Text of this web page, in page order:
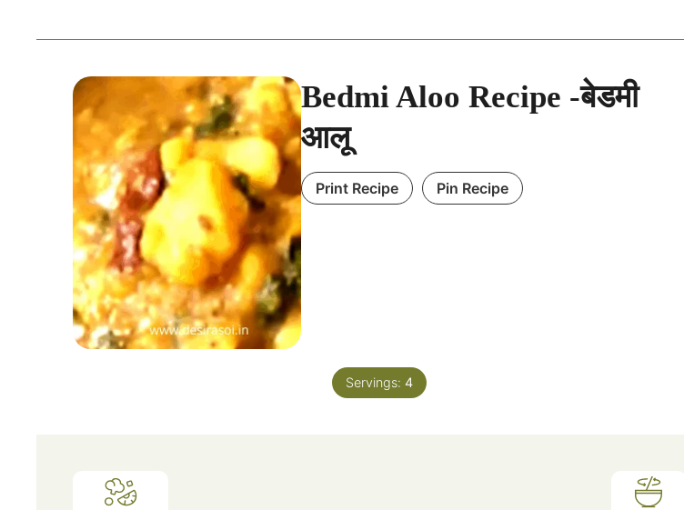
Bedmi Aloo Recipe -बेडमी
आलू
Print Recipe Pin Recipe
Servings:4